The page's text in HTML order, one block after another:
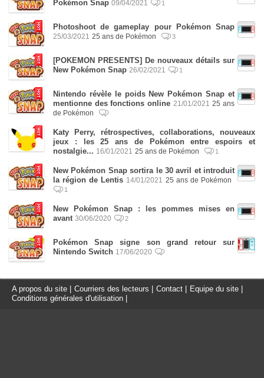
Pokémon Snap 09/04/2021 1
Photoshoot de gameplay pour Pokémon Snap
25/03/2021 25 ans de Pokémon 3
[POKEMON PRESENTS] De nouveaux détails sur
New Pokémon Snap 26/02/2021 1
Nintendo révèle le poids New Pokémon Snap et
mentionne des fonctions online 21/01/2021 25 ans
de Pokémon
Katy Perry, rétrospectives, collaborations, nouveaux
jeux : les 25 ans de Pokémon entre espoirs et
nostalgie... 16/01/2021 25 ans de Pokémon 1
New Pokémon Snap sortira le 30 avril et introduit
la région de Lentis 14/01/2021 25 ans de Pokémon
1
New Pokémon Snap : les pommes mises en
avant 30/06/2020 2
Pokémon Snap signe son grand retour sur
Nintendo Switch 17/06/2020
A propos du site Courriers des lecteurs Contact Equipe du site
Conditions générales d'utilisation